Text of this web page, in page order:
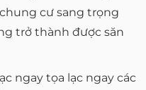
cư sang trọng
trở thành được săn
ngay tọa lạc ngay các